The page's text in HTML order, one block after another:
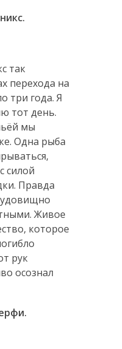
так
перехода на
три года. Я
тот день.
мы
Одна рыба
силой
Правда
Живое
которое
рук
осознал